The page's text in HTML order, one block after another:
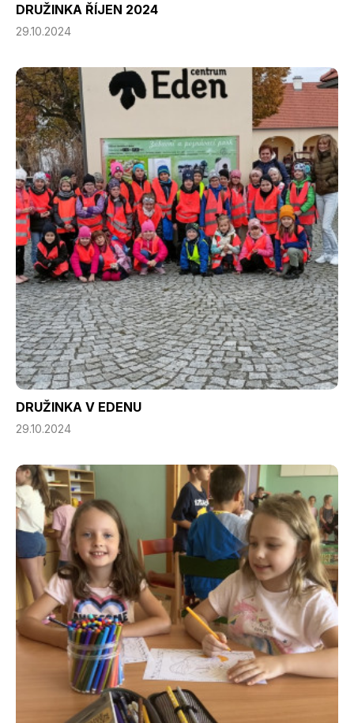
DRUŽINKA ŘÍJEN 2024
29.10.2024
DRUŽINKA V EDENU
29.10.2024